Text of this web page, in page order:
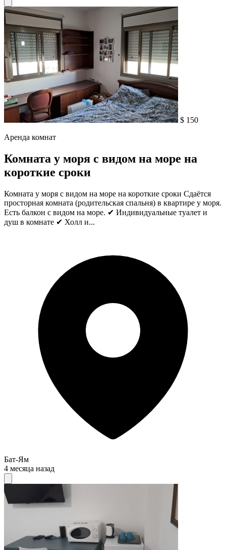
$ 150
Аренда комнат
Комната у моря с видом на море на
короткие сроки
Комната у моря с видом на море на короткие сроки Сдаётся
просторная комната (родительская спальня) в квартире у моря.
Есть балкон с видом на море. ✔ Индивидуальные туалет и
душ в комнате ✔ Холл и...
Бат-Ям
4 месяца назад